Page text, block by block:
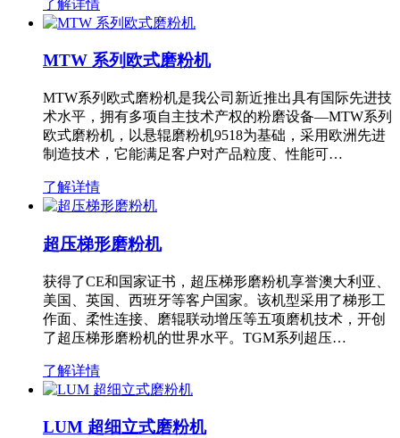
了解详情
MTW 系列欧式磨粉机
MTW系列欧式磨粉机是我公司新近推出具有国际先进技
术水平，拥有多项自主技术产权的粉磨设备—MTW系列
欧式磨粉机，以悬辊磨粉机9518为基础，采用欧洲先进
制造技术，它能满足客户对产品粒度、性能可…
了解详情
超压梯形磨粉机
获得了CE和国家证书，超压梯形磨粉机享誉澳大利亚、
美国、英国、西班牙等客户国家。该机型采用了梯形工
作面、柔性连接、磨辊联动增压等五项磨机技术，开创
了超压梯形磨粉机的世界水平。TGM系列超压…
了解详情
LUM 超细立式磨粉机